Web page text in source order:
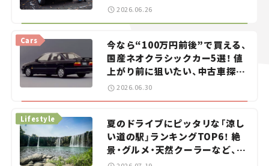
2026.06.26
今なら“100万円前後”で買える、
国産ネオクラシックカー5選！ 値
上がり前に狙いたい、中古車探し
をお手伝い――ちょっとイケてるマ
イカー選び #02
Cars
2026.06.30
夏のドライブにピッタリな「涼し
い道の駅」ランキングTOP6！ 絶
景・グルメ・天然クーラーなど、避
暑におすすめのスポットを紹介
Lifestyle